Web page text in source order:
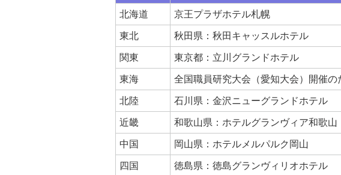
北海道
京王プラザホテル札幌
東北
秋田県：秋田キャッスルホテル
関東
東京都：立川グランドホテル
東海
全国職員研究大会（愛知大会）開催の
北陸
石川県：金沢ニューグランドホテル
近畿
和歌山県：ホテルグランヴィア和歌山
中国
岡山県：ホテルメルパルク岡山
四国
徳島県：徳島グランヴィリオホテル